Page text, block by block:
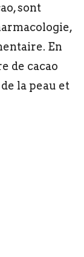
sont
En
de cacao
la peau et